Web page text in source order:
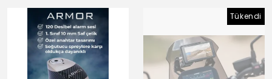
Tükendi